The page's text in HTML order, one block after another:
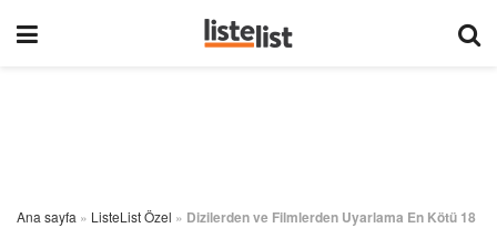
Ana sayfa » ListeList Özel » Dizilerden ve Filmlerden Uyarlama En Kötü 18